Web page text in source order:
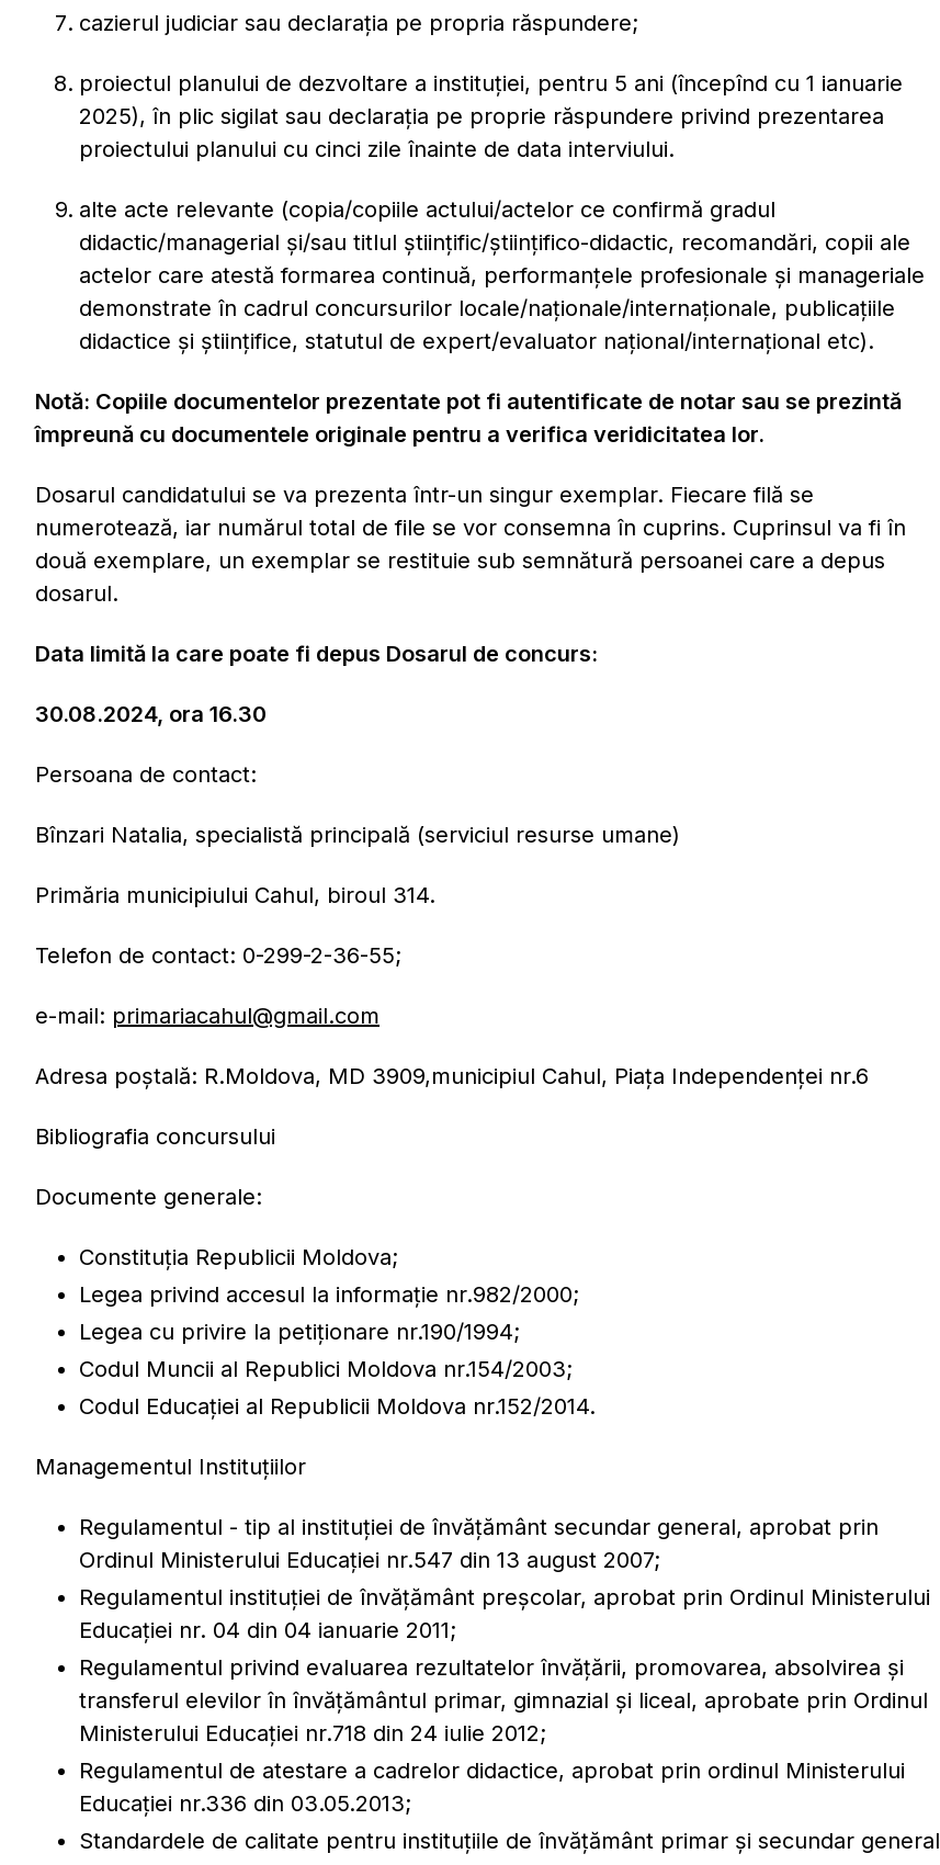
cazierul judiciar sau declarația pe propria răspundere;
proiectul planului de dezvoltare a instituţiei, pentru 5 ani (începînd cu 1 ianuarie
2025), în plic sigilat sau declaraţia pe proprie răspundere privind prezentarea
proiectului planului cu cinci zile înainte de data interviului.
alte acte relevante (copia/copiile actului/actelor ce confirmă gradul
didactic/managerial şi/sau titlul ştiinţific/ştiinţifico-didactic, recomandări, copii ale
actelor care atestă formarea continuă, performanţele profesionale şi manageriale
demonstrate în cadrul concursurilor locale/naţionale/internaţionale, publicaţiile
didactice şi ştiinţifice, statutul de expert/evaluator naţional/internaţional etc).
Notă: Copiile documentelor prezentate pot fi autentificate de notar sau se prezintă
împreună cu documentele originale pentru a verifica veridicitatea lor.
Dosarul candidatului se va prezenta într-un singur exemplar. Fiecare filă se
numerotează, iar numărul total de file se vor consemna în cuprins. Cuprinsul va fi în
două exemplare, un exemplar se restituie sub semnătură persoanei care a depus
dosarul.
Data limită la care poate fi depus Dosarul de concurs:
30.08.2024, ora 16.30
Persoana de contact:
Bînzari Natalia, specialistă principală (serviciul resurse umane)
Primăria municipiului Cahul, biroul 314.
Telefon de contact: 0-299-2-36-55;
e-mail: primariacahul@gmail.com
Adresa poştală: R.Moldova, MD 3909,municipiul Cahul, Piaţa Independenţei nr.6
Bibliografia concursului
Documente generale:
Constituția Republicii Moldova;
Legea privind accesul la informație nr.982/2000;
Legea cu privire la petiționare nr.190/1994;
Codul Muncii al Republici Moldova nr.154/2003;
Codul Educației al Republicii Moldova nr.152/2014.
Managementul Instituțiilor
Regulamentul - tip al instituției de învățământ secundar general, aprobat prin
Ordinul Ministerului Educației nr.547 din 13 august 2007;
Regulamentul instituției de învățământ preșcolar, aprobat prin Ordinul Ministerului
Educației nr. 04 din 04 ianuarie 2011;
Regulamentul privind evaluarea rezultatelor învățării, promovarea, absolvirea și
transferul elevilor în învățământul primar, gimnazial și liceal, aprobate prin Ordinul
Ministerului Educației nr.718 din 24 iulie 2012;
Regulamentul de atestare a cadrelor didactice, aprobat prin ordinul Ministerului
Educației nr.336 din 03.05.2013;
Standardele de calitate pentru instituțiile de învățământ primar și secundar general